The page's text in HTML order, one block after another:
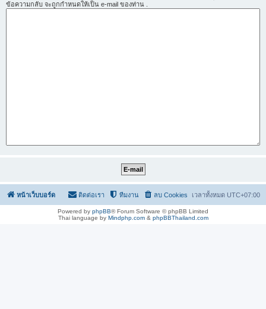
ข้อความกลับ จะถูกกำหนดให้เป็น e-mail ของท่าน .
หน้าเว็บบอร์ด เวลาทั้งหมด UTC+07:00
ลบ Cookies
ทีมงาน
ติดต่อเรา
Powered by phpBB® Forum Software © phpBB Limited
Thai language by Mindphp.com& phpBBThailand.com